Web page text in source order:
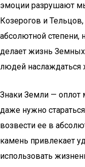
эмоции разрушают
Козерогов и
абсолютной степени,
делает жизнь Земных
людей наслаждаться
Знаки Земли — оплот
даже нужно
возвести ее в
камень привлекает
использовать